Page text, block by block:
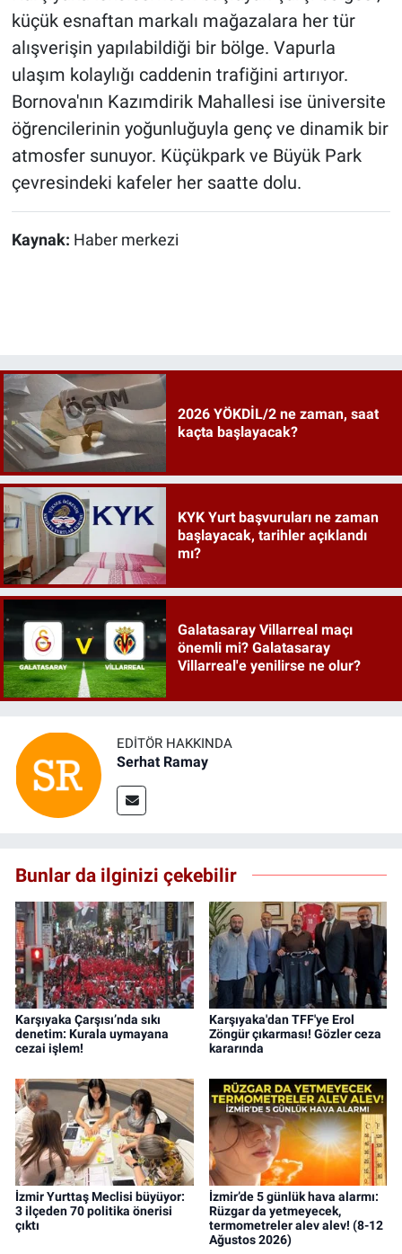
küçük esnaftan markalı mağazalara her tür
alışverişin yapılabildiği bir bölge. Vapurla
ulaşım kolaylığı caddenin trafiğini artırıyor.
Bornova'nın Kazımdirik Mahallesi ise üniversite
öğrencilerinin yoğunluğuyla genç ve dinamik bir
atmosfer sunuyor. Küçükpark ve Büyük Park
çevresindeki kafeler her saatte dolu.
Kaynak: Haber merkezi
2026 YÖKDİL/2 ne zaman, saat
kaçta başlayacak?
KYK Yurt başvuruları ne zaman
başlayacak, tarihler açıklandı
mı?
Galatasaray Villarreal maçı
önemli mi? Galatasaray
Villarreal'e yenilirse ne olur?
EDITÖR HAKKINDA
Serhat Ramay
Bunlar da ilginizi çekebilir
Karşıyaka Çarşısı’nda sıkı
denetim: Kurala uymayana
cezai işlem!
Karşıyaka'dan TFF'ye Erol
Zöngür çıkarması! Gözler ceza
kararında
İzmir Yurttaş Meclisi büyüyor:
3 ilçeden 70 politika önerisi
çıktı
İzmir’de 5 günlük hava alarmı:
Rüzgar da yetmeyecek,
termometreler alev alev! (8-12
Ağustos 2026)